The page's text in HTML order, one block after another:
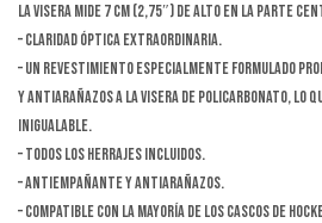
La visera mide 7 cm (2,75″) de alto en la parte
– Claridad óptica extraordinaria.
– Un revestimiento especialmente formulado
y antiarañazos a la visera de policarbonato, lo
inigualable.
– Todos los herrajes incluidos.
– Antiempañante y antiarañazos.
– Compatible con la mayoría de los cascos de